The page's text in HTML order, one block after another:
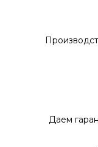
Даем